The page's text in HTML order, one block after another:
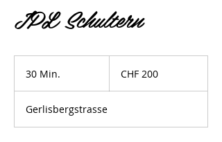
IPL Schultern
30 Min.
i
n
Franken
CHF 200
Gerlisbergstrasse